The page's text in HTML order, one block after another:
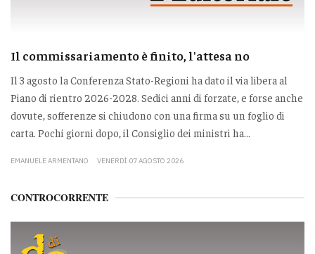
Il commissariamento è finito, l'attesa no
Il 3 agosto la Conferenza Stato-Regioni ha dato il via libera al
Piano di rientro 2026-2028. Sedici anni di forzate, e forse anche
dovute, sofferenze si chiudono con una firma su un foglio di
carta. Pochi giorni dopo, il Consiglio dei ministri ha...
EMANUELE ARMENTANO VENERDÌ 07 AGOSTO 2026
CONTROCORRENTE